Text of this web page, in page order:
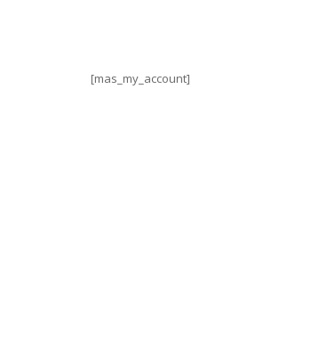
[mas_my_account]